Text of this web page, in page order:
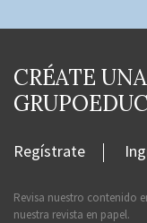
CRÉATE
Regístrate
Revisa nuestro contenido
nuestra revista en papel.